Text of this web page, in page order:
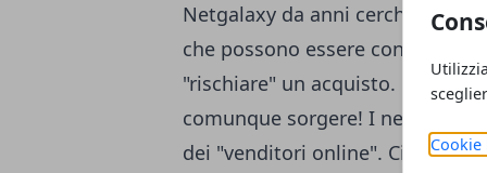
Cookie
Netgalaxy da anni cerchiamo di
che possono essere considerati
"rischiare" un acquisto. Ciò non
comunque sorgere! I negozi,
dei "venditori online". Ciò